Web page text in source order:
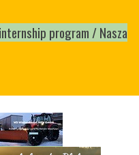
program /Nasza